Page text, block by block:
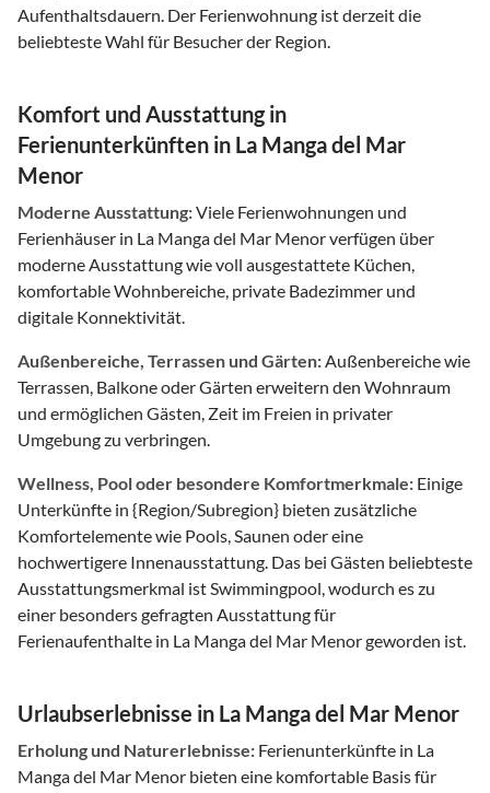
Aufenthaltsdauern. Der Ferienwohnung ist derzeit die
beliebteste Wahl für Besucher der Region.
Komfort und Ausstattung in
Ferienunterkünften in La Manga del Mar
Menor
Moderne Ausstattung:Viele Ferienwohnungen und
Ferienhäuser in La Manga del Mar Menor verfügen über
moderne Ausstattung wie voll ausgestattete Küchen,
komfortable Wohnbereiche, private Badezimmer und
digitale Konnektivität.
Außenbereiche, Terrassen und Gärten:Außenbereiche wie
Terrassen, Balkone oder Gärten erweitern den Wohnraum
und ermöglichen Gästen, Zeit im Freien in privater
Umgebung zu verbringen.
Wellness, Pool oder besondere Komfortmerkmale: Einige
Unterkünfte in {Region/Subregion} bieten zusätzliche
Komfortelemente wie Pools, Saunen oder eine
hochwertigere Innenausstattung. Das bei Gästen beliebteste
Ausstattungsmerkmal ist Swimmingpool, wodurch es zu
einer besonders gefragten Ausstattung für
Ferienaufenthalte in La Manga del Mar Menor geworden ist.
Urlaubserlebnisse in La Manga del Mar Menor
Erholung und Naturerlebnisse: Ferienunterkünfte in La
Manga del Mar Menor bieten eine komfortable Basis für